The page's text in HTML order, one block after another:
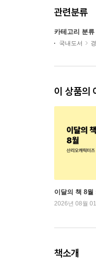
관련분류
카테고리 분류
국내도서
이 상품의
이달의 책 8월
2026년 08월
책소개